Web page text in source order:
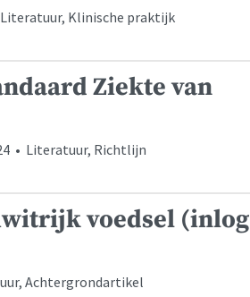
Literatuur, Klinische praktijk
Ziekte van
• Literatuur, Richtlijn
voedsel (inlog
Achtergrondartikel